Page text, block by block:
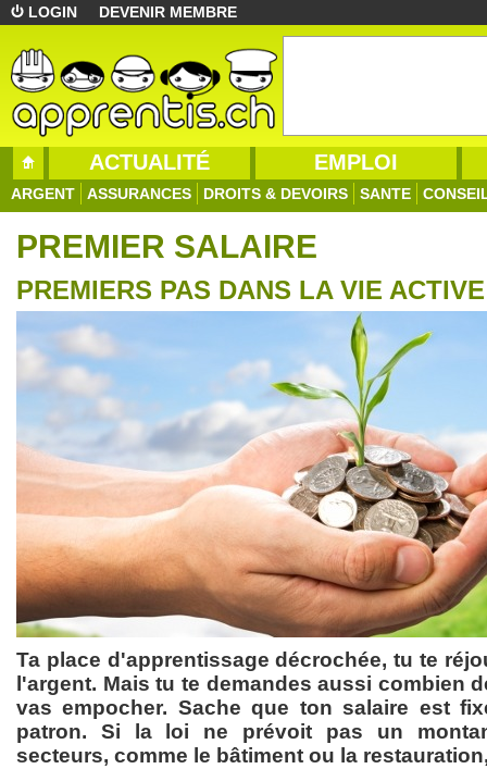
LOGIN DEVENIR MEMBRE
ACTUALITÉ EMPLOI
ARGENT ASSURANCES DROITS & DEVOIRS SANTE
PREMIER SALAIRE
PREMIERS PAS DANS LA VIE ACTIVE
Ta place d'apprentissage décrochée, tu te
l'argent. Mais tu te demandes aussi combien
vas empocher. Sache que ton salaire est
patron. Si la loi ne prévoit pas un
secteurs, comme le bâtiment ou la